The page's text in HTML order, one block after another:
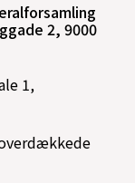
2, 9000
1,